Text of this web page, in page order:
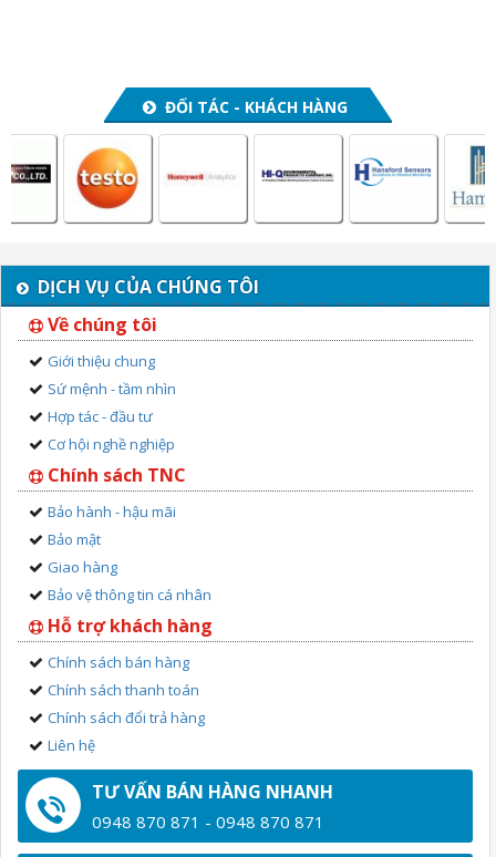
ĐỐI TÁC - KHÁCH HÀNG
DỊCH VỤ CỦA CHÚNG TÔI
Về chúng tôi
Giới thiệu chung
Sứ mệnh - tầm nhìn
Hợp tác - đầu tư
Cơ hội nghề nghiệp
Chính sách TNC
Bảo hành - hậu mãi
Bảo mật
Giao hàng
Bảo vệ thông tin cá nhân
Hỗ trợ khách hàng
Chính sách bán hàng
Chính sách thanh toán
Chính sách đổi trả hàng
Liên hệ
TƯ VẤN BÁN HÀNG NHANH
0948 870 871 - 0948 870 871